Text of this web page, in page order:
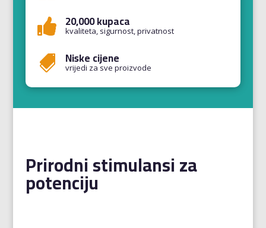
 20,000 kupaca
kvaliteta, sigurnost, privatnost
 Niske cijene
vrijedi za sve proizvode
Prirodni stimulansi za
potenciju